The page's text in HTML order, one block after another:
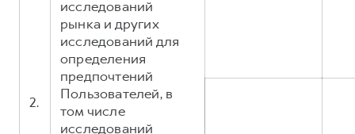
2.
исследований
рынка и других
исследований для
определения
предпочтений
Пользователей, в
том числе
исследований